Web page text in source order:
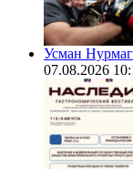
Усман
07.08.2026